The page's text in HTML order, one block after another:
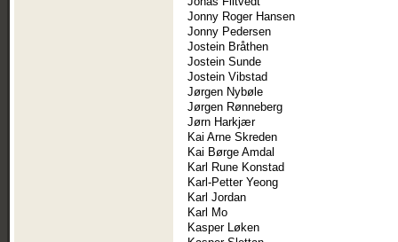
Jonny Roger Hansen
Jonny Pedersen
Jostein Bråthen
Jostein Sunde
Jostein Vibstad
Jørgen Nybøle
Jørgen Rønneberg
Jørn Harkjær
Kai Arne Skreden
Kai Børge Amdal
Karl Rune Konstad
Karl-Petter Yeong
Karl Jordan
Karl Mo
Kasper Løken